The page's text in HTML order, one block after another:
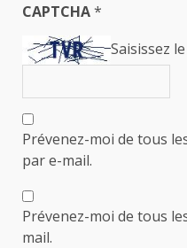
CAPTCHA*
Saisissez
Prévenez-moi de tous
par e-mail.
Prévenez-moi de tous
mail.